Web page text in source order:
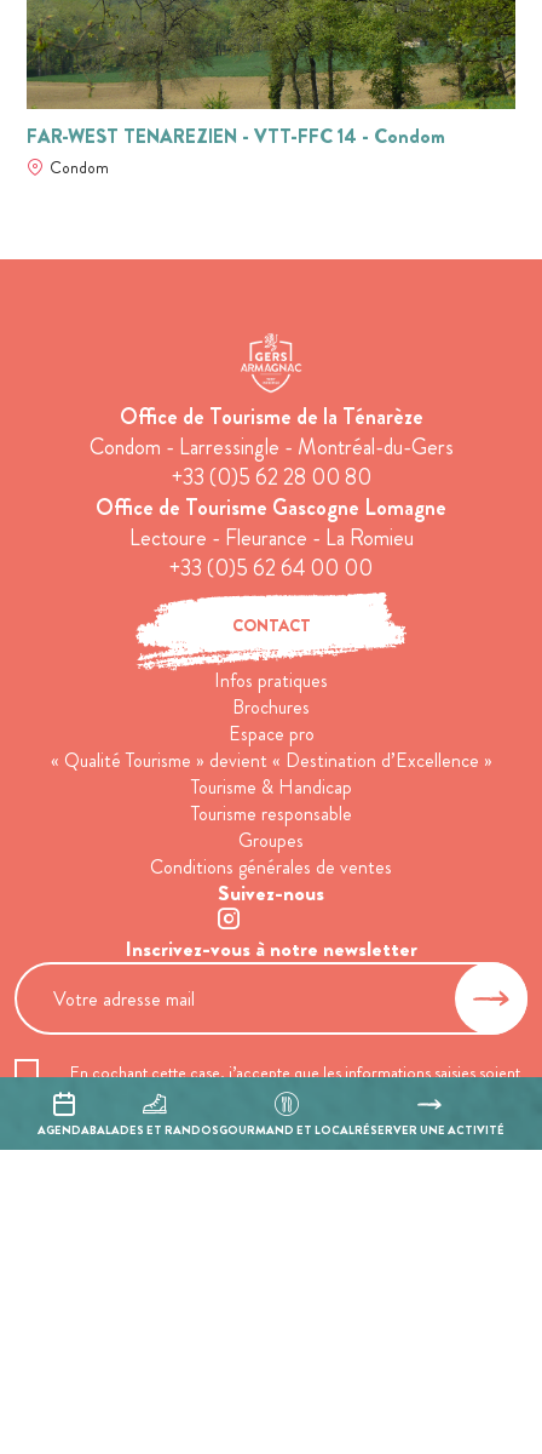
AGENDABALADES ET RANDOSGOURMAND ET LOCALRÉSERVER UNE ACTIVITÉ
FAR-WEST TENAREZIEN - VTT-FFC 14 - Condom
Condom
Office de Tourisme de la Ténarèze
Condom - Larressingle - Montréal-du-Gers
+33 (0)5 62 28 00 80
Office de Tourisme Gascogne Lomagne
Lectoure - Fleurance - La Romieu
+33 (0)5 62 64 00 00
CONTACT
Infos pratiques
Brochures
Espace pro
« Qualité Tourisme » devient « Destination d’Excellence »
Tourisme & Handicap
Tourisme responsable
Groupes
Conditions générales de ventes
Suivez-nous
Inscrivez-vous à notre newsletter
En cochant cette case, j’accepte que les informations saisies soient
utilisées pour permettre de me recontacter.